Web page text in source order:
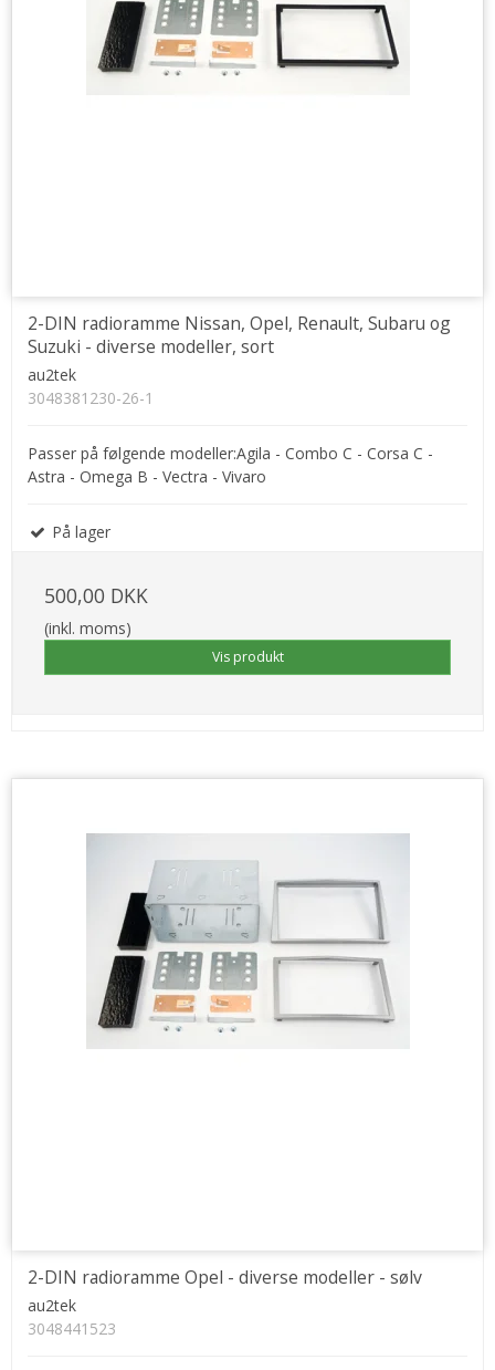
2-DIN radioramme Nissan, Opel, Renault, Subaru og
Suzuki - diverse modeller, sort
au2tek
3048381230-26-1
Passer på følgende modeller:Agila - Combo C - Corsa C -
Astra - Omega B - Vectra - Vivaro
På lager
500,00 DKK
(inkl. moms)
Vis produkt
2-DIN radioramme Opel - diverse modeller - sølv
au2tek
3048441523